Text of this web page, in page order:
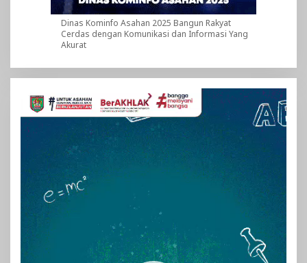
Dinas Kominfo Asahan 2025 Bangun Rakyat
Cerdas dengan Komunikasi dan Informasi Yang
Akurat
Pemutar
Video